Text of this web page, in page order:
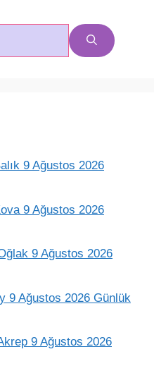
9 Ağustos 2026
9 Ağustos 2026
9 Ağustos 2026
9 Ağustos 2026 Günlük
9 Ağustos 2026